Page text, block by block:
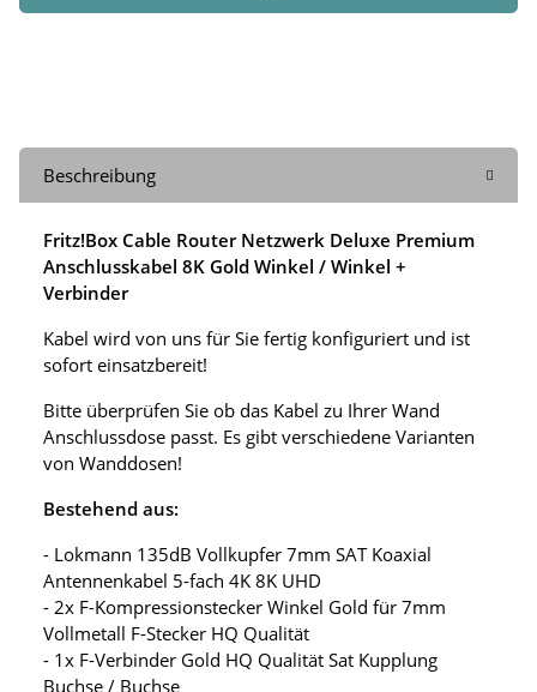
Beschreibung
Fritz!Box Cable Router Netzwerk Deluxe Premium
Anschlusskabel 8K Gold Winkel / Winkel +
Verbinder
Kabel wird von uns für Sie fertig konfiguriert und ist
sofort einsatzbereit!
Bitte überprüfen Sie ob das Kabel zu Ihrer Wand
Anschlussdose passt. Es gibt verschiedene Varianten
von Wanddosen!
Bestehend aus:
- Lokmann 135dB Vollkupfer 7mm SAT Koaxial
Antennenkabel 5-fach 4K 8K UHD
- 2x F-Kompressionstecker Winkel Gold für 7mm
Vollmetall F-Stecker HQ Qualität
- 1x F-Verbinder Gold HQ Qualität Sat Kupplung
Buchse / Buchse